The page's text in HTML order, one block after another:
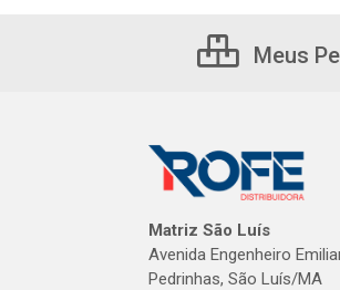
Meus
Matriz São Luís
Avenida Engenheiro
Pedrinhas, São Luís/MA